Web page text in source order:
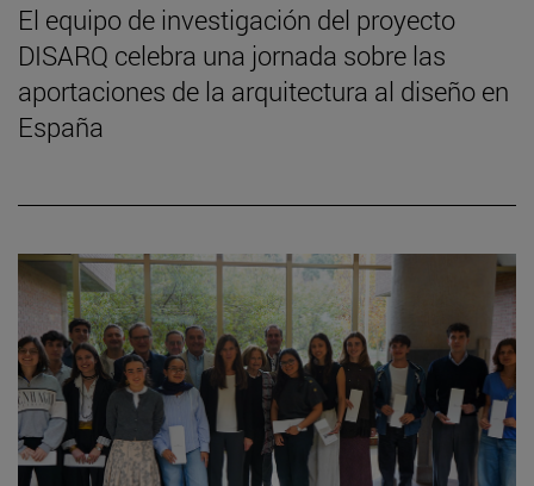
El equipo de investigación del proyecto
DISARQ celebra una jornada sobre las
aportaciones de la arquitectura al diseño en
España